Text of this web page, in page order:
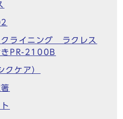
クライニング ラクレス
きPR-2100B
クケア）